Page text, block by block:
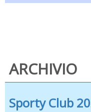
ARCHIVIO
Sporty Club